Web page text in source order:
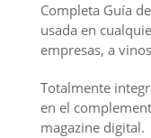
Completa Guía
usada en
empresas, a
Totalmente
en el
magazine digital.